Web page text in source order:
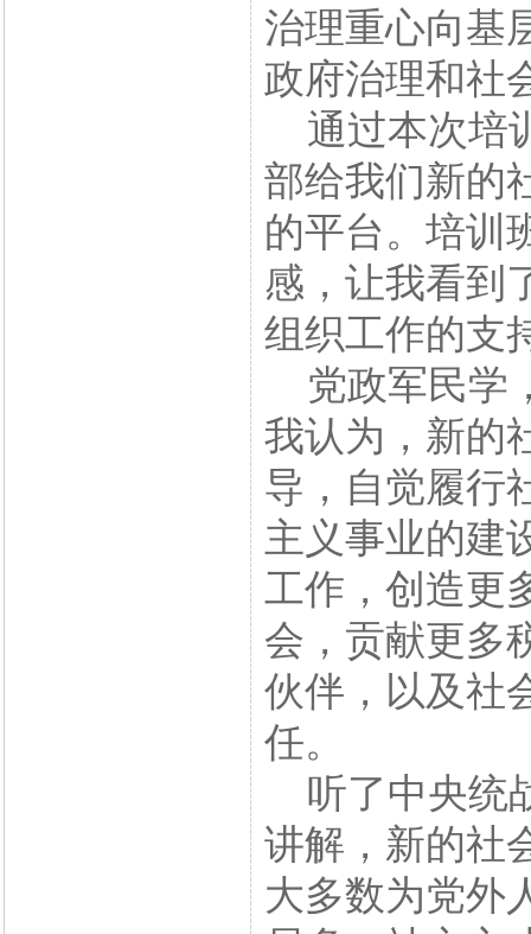
治理重心向基
政府治理和社
通过本次培
部给我们新的
的平台。培训
感，让我看到
组织工作的支
党政军民学
我认为，新的
导，自觉履行
主义事业的建
工作，创造更
会，贡献更多
伙伴，以及社
任。
听了中央统
讲解，新的社
大多数为党外